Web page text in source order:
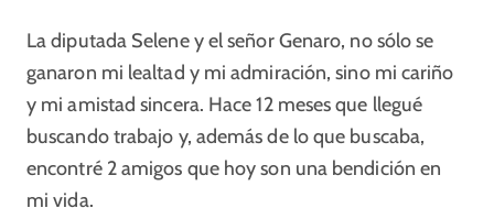
La diputada Selene y el señor Genaro, no sólo se
ganaron mi lealtad y mi admiración, sino mi cariño
y mi amistad sincera. Hace 12 meses que llegué
buscando trabajo y, además de lo que buscaba,
encontré 2 amigos que hoy son una bendición en
mi vida.